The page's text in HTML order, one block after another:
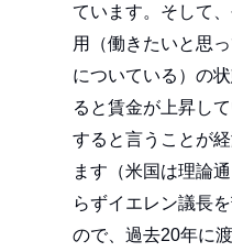
ています。そして
用（働きたいと思
についている）の
ると賃金が上昇し
すると言うことが
ます（米国は理論
らずイエレン議長
ので、過去20年に